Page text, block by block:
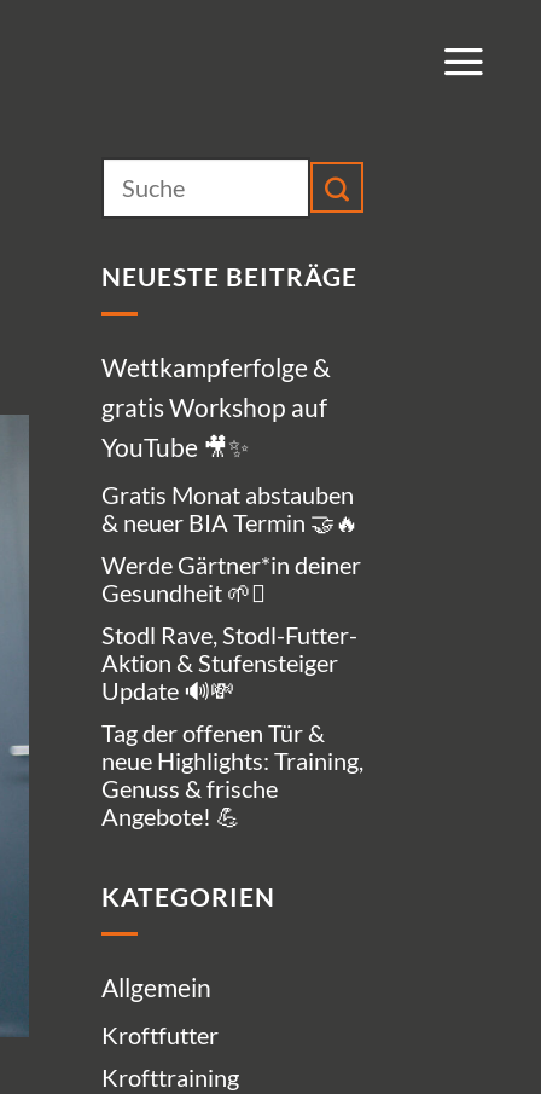
NEUESTE BEITRÄGE
Wettkampferfolge &
gratis Workshop auf
YouTube 🎥✨
Gratis Monat abstauben
& neuer BIA Termin 🤝🔥
Werde Gärtner*in deiner
Gesundheit 🌱🪏
Stodl Rave, Stodl-Futter-
Aktion & Stufensteiger
Update 🔊💸
Tag der offenen Tür &
neue Highlights: Training,
Genuss & frische
Angebote! 💪
KATEGORIEN
Allgemein
Kroftfutter
Krofttraining